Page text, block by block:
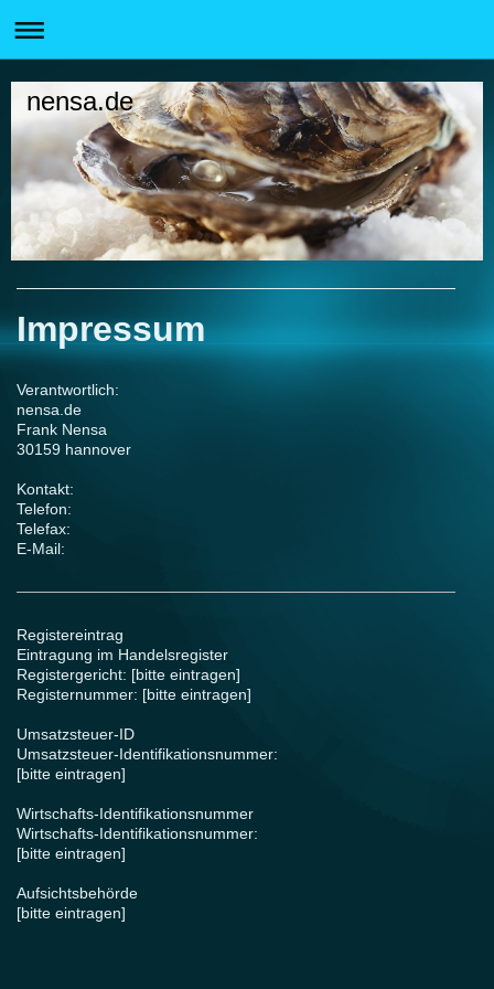
nensa.de
Impressum
Verantwortlich:
nensa.de
Frank Nensa
30159 hannover
Kontakt:
Telefon:
Telefax:
E-Mail:
Registereintrag
Eintragung im Handelsregister
Registergericht: [bitte eintragen]
Registernummer: [bitte eintragen]
Umsatzsteuer-ID
Umsatzsteuer-Identifikationsnummer:
[bitte eintragen]
Wirtschafts-Identifikationsnummer
Wirtschafts-Identifikationsnummer:
[bitte eintragen]
Aufsichtsbehörde
[bitte eintragen]